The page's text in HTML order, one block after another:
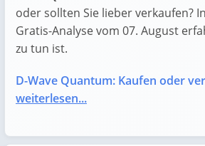
oder sollten Sie lieber verkaufen?
Gratis-Analyse vom 07. August
zu tun ist.
D-Wave Quantum: Kaufen oder
weiterlesen...